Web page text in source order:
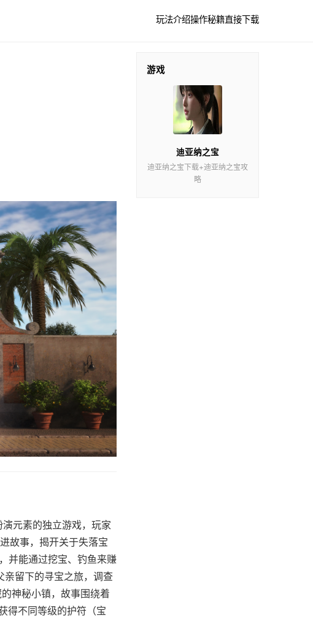
玩法介绍操作秘籍直接下载
元素的独立游戏，玩家
故事，揭开关于失落宝
并能通过挖宝、钓鱼来赚
亲留下的寻宝之旅，调查
神秘小镇，故事围绕着
得不同等级的护符（宝
游戏
迪亚纳之宝
迪亚纳之宝下载+迪亚纳之宝攻
略